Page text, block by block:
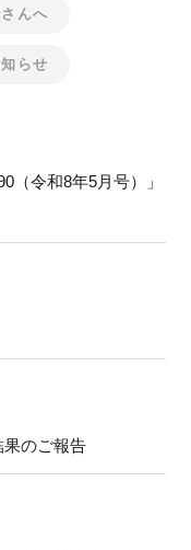
んへ
らせ
（令和8年5月号）」
のご報告